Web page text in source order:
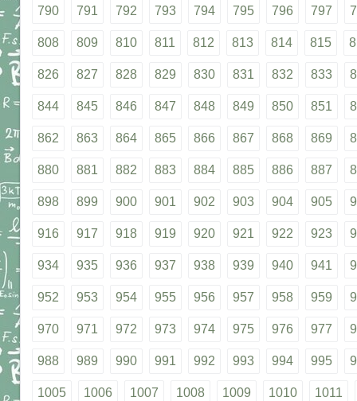
790 791 792 793 794 795 796 797
808 809 810 811 812 813 814 815
826 827 828 829 830 831 832 833
844 845 846 847 848 849 850 851
862 863 864 865 866 867 868 869
880 881 882 883 884 885 886 887
898 899 900 901 902 903 904 905
916 917 918 919 920 921 922 923
934 935 936 937 938 939 940 941
952 953 954 955 956 957 958 959
970 971 972 973 974 975 976 977
988 989 990 991 992 993 994 995
1005 1006 1007 1008 1009 1010 1011